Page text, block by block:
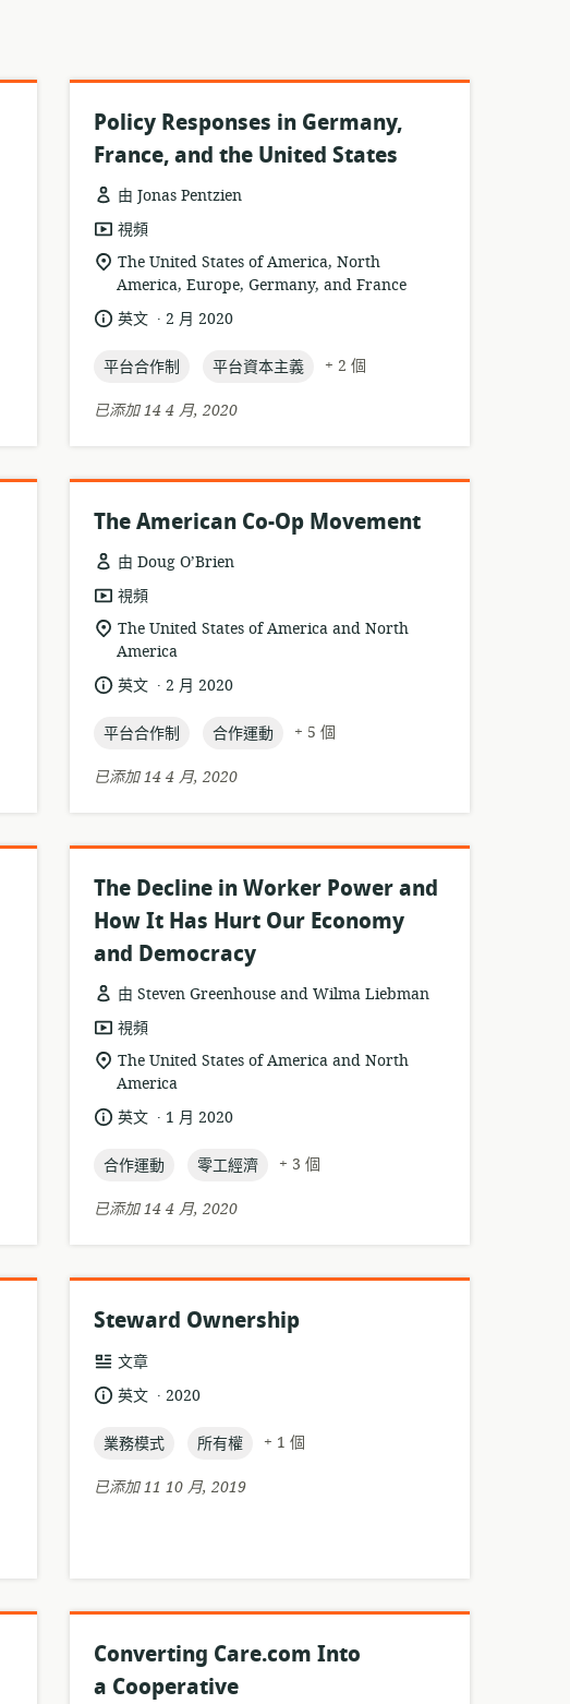
Policy Responses in Germany,
France, and the United States
由 Jonas Pentzien
資
源
格
視頻
相
關
位
The United States of America, North
America, Europe, Germany, and France
語 英文 .
發
日
2 月 2020
topic:
平台合作制 topic:
平台資本主義
+ 2 個
已添加 14 4 月, 2020
The American Co-Op Movement
由 Doug O’Brien
資
源
格
視頻
相
關
位
The United States of America and North
America
語 英文 .
發
日
2 月 2020
topic:
平台合作制 topic:
合作運動
+ 5 個
已添加 14 4 月, 2020
The Decline in Worker Power and
How It Has Hurt Our Economy
and Democracy
由 Steven Greenhouse and Wilma Liebman
資
源
格
視頻
相
關
位
The United States of America and North
America
語 英文 .
發
日
1 月 2020
topic:
合作運動 topic:
零工經濟
+ 3 個
已添加 14 4 月, 2020
Steward Ownership
資
源
格
式:
文章
語 英文 .
發
日
2020
topic:
業務模式 topic:
所有權
+ 1 個
已添加 11 10 月, 2019
Converting Care.com Into
a Cooperative